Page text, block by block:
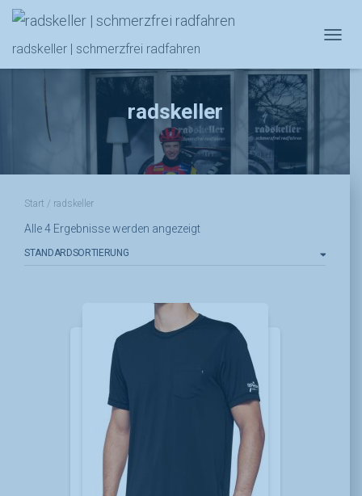
radskeller | schmerzfrei radfahren
radskeller
Start / radskeller
Alle 4 Ergebnisse werden angezeigt